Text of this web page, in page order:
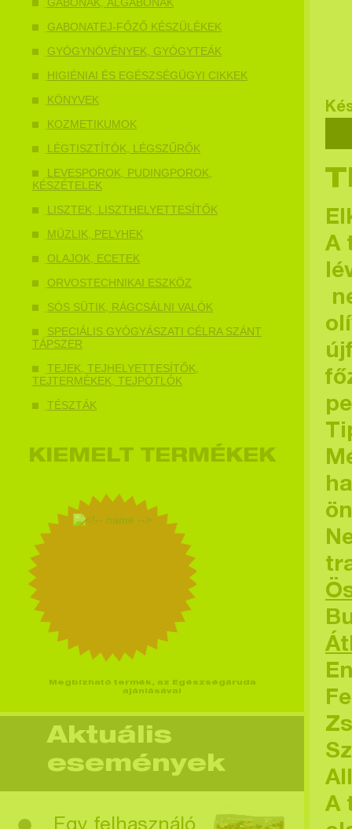
GABONATEJ-FŐZŐ KÉSZÜLÉKEK
GYÓGYNÖVÉNYEK, GYÓGYTEÁK
HIGIÉNIAI ÉS EGÉSZSÉGÜGYI CIKKEK
KÖNYVEK
KOZMETIKUMOK
LÉGTISZTÍTÓK, LÉGSZŰRŐK
LEVESPOROK, PUDINGPOROK,
KÉSZÉTELEK
LISZTEK, LISZTHELYETTESÍTŐK
MÜZLIK, PELYHEK
OLAJOK, ECETEK
ORVOSTECHNIKAI ESZKÖZ
SÓS SÜTIK, RÁGCSÁLNI VALÓK
SPECIÁLIS GYÓGYÁSZATI CÉLRA SZÁNT
TÁPSZER
TEJEK, TEJHELYETTESÍTŐK,
TEJTERMÉKEK, TEJPÓTLÓK
TÉSZTÁK
KIEMELT TERMÉKEK
Megbízható termék, az Egészségáruda
ajánlásával
Aktuális
események
A
A